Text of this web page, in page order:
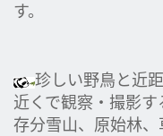
す。
珍しい野鳥と近
近くで観察・撮影
存分雪山、原始林